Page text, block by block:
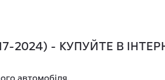
2024) - КУПУЙТЕ В